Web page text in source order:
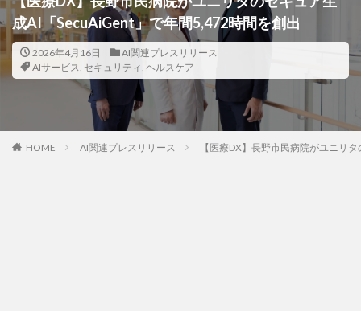
成AI「SecuAiGent」で年間5,472時間を創出
2026年4月16日
AI関連プレスリリース
AIサービス, セキュリティ, ヘルスケア
HOME AI関連プレスリリース 【医療DX】長野市民病院がユニリ